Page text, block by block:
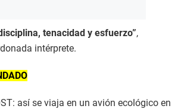
tenacidad y esfuerzo”,
intérprete.
así se viaja en un avión ecológico en